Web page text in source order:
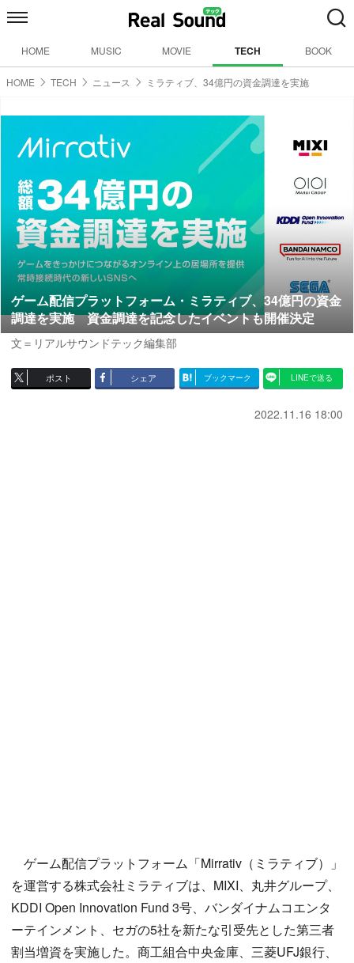
HOME MUSIC MOVIE TECH BOOK
HOME TECH ニュース ミラティブ、34億円の資金調達を実施
ゲーム配信プラットフォーム・ミラティブ、34億円の資金
調達を実施 資金調達を記念したイベントも開催決定
文＝リアルサウンドテック編集部
ポスト シェア ブックマーク LINEで送る
2022.11.16 18:00
ゲーム配信プラットフォーム「Mirrativ（ミラティブ）」
を運営する株式会社ミラティブは、MIXI、丸井グループ、
KDDI Open Innovation Fund 3号、バンダイナムコエンタ
ーテインメント、セガの5社を新たな引受先とした第三者
割当増資を実施した。商工組合中央金庫、三菱UFJ銀行、